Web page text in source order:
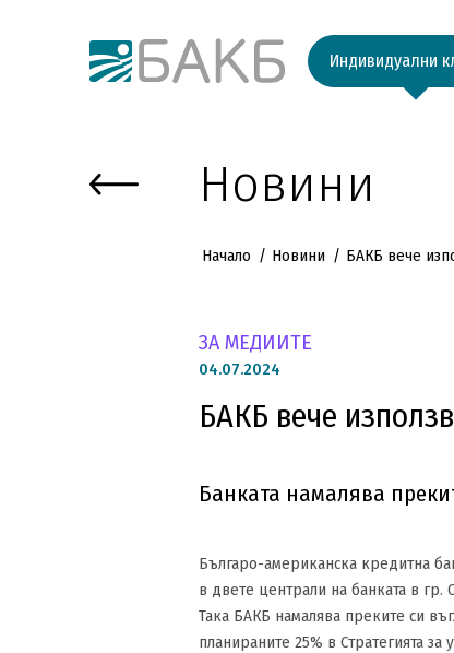
Индивидуални
Новини
Начало Новини БАКБ вече
ЗА МЕДИИТЕ
04.07.2024
БАКБ вече
Банката намалява
Българо-американска кредитна
в двете централи на банката в
Така БАКБ намалява преките си
планираните 25% в Стратегията